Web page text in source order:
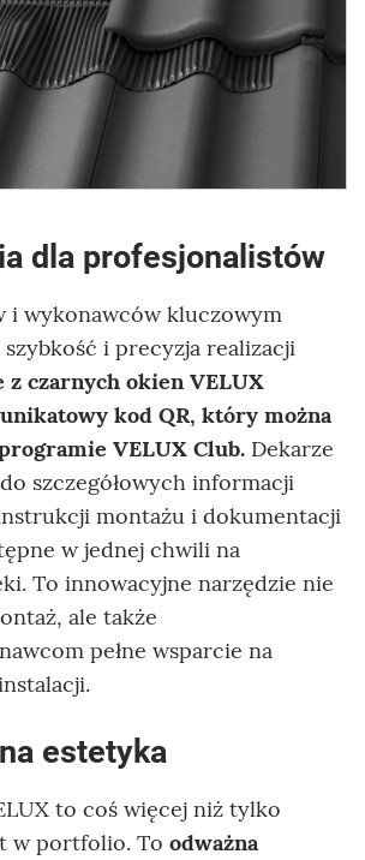
dla profesjonalistów
i wykonawców kluczowym
i precyzja realizacji
z czarnych okien VELUX
kod QR, który można
VELUX Club. Dekarze
szczegółowych informacji
montażu i dokumentacji
w jednej chwili na
To innowacyjne narzędzie nie
ale także
pełne wsparcie na
estetyka
to coś więcej niż tylko
w portfolio. To odważna